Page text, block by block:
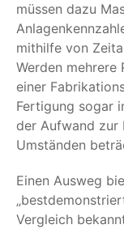
müssen dazu
mithilfe von
Werden
einer
Fertigung sogar
der Aufwand zur
Umständen
Einen Ausweg
Vergleich